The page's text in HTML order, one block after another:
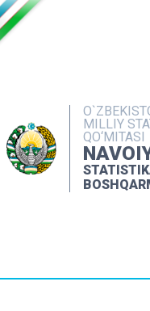
MILLIY
QO‘MITASI